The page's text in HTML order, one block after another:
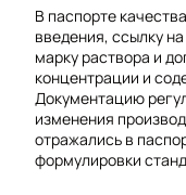
В паспорте
введения, ссылку
марку раствора и
концентрации и
Документацию
изменения
отражались в
формулировки